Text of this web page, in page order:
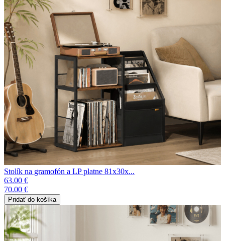
Stolík na gramofón a LP platne 81x30x...
63.00 €
70.00 €